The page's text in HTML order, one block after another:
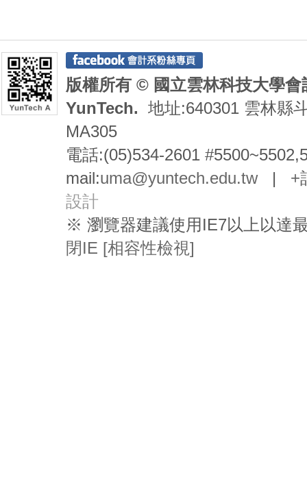
版權所有 © 國立雲林科技大學
YunTech. 地址:640301 雲林縣
MA305
電話:(05)534-2601
mail:uma@yuntech.edu.tw| +
設計
※ 瀏覽器建議使用IE7以上以達
閉IE [相容性檢視]